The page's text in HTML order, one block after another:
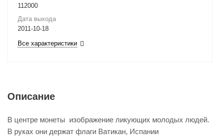
112000
Дата выхода
2011-10-18
Все характеристики
Описание
В центре монеты изображение ликующих молодых людей.
В руках они держат флаги Ватикан, Испании